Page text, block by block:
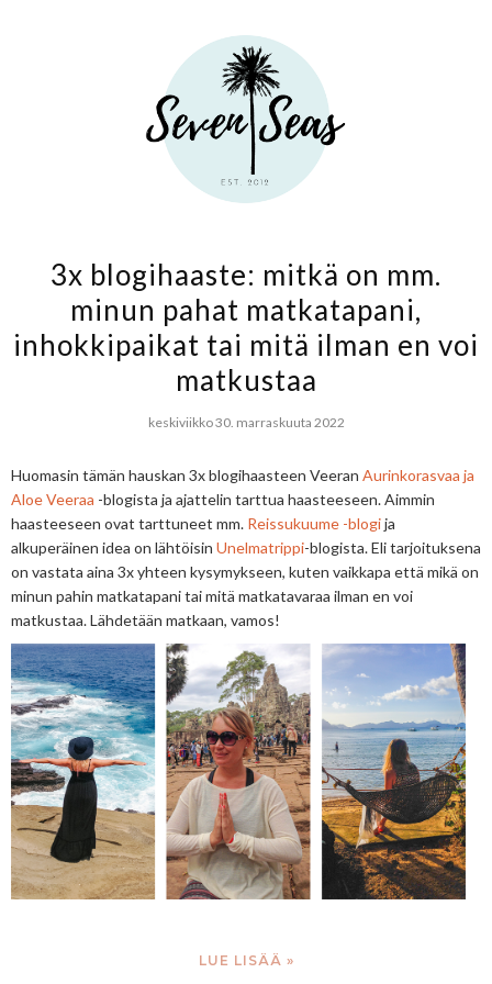
3x blogihaaste: mitkä on mm.
minun pahat matkatapani,
inhokkipaikat tai mitä ilman en voi
matkustaa
keskiviikko 30. marraskuuta 2022
Huomasin tämän hauskan 3x blogihaasteen Veeran Aurinkorasvaa ja
Aloe Veeraa -blogista ja ajattelin tarttua haasteeseen. Aimmin
haasteeseen ovat tarttuneet mm. Reissukuume -blogija
alkuperäinen idea on lähtöisin Unelmatrippi-blogista. Eli tarjoituksena
on vastata aina 3x yhteen kysymykseen, kuten vaikkapa että mikä on
minun pahin matkatapani tai mitä matkatavaraa ilman en voi
matkustaa. Lähdetään matkaan, vamos!
LUE LISÄÄ »